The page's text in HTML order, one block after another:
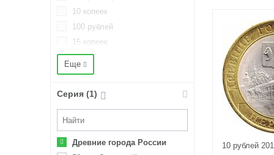
10 рублей
10 копеек
100 рублей
15 копеек
2 евро
2 копейки
200 рублей
25 копеек
3 деньги
Еще
Серия (1)
Древние города России